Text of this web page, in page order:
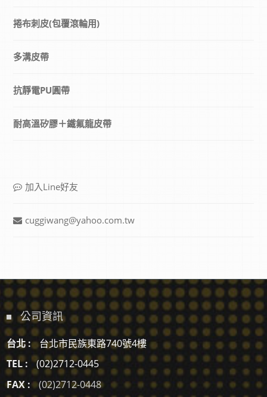
捲布刺皮(包覆滾輪用)
多溝皮帶
抗靜電PU圓帶
耐高溫矽膠＋鐵氟龍皮帶
加入Line好友
cuggiwang@yahoo.com.tw
公司資訊
台北 : 台北市民族東路740號4樓
TEL :
(02)2712-0445
FAX : (02)2712-0448